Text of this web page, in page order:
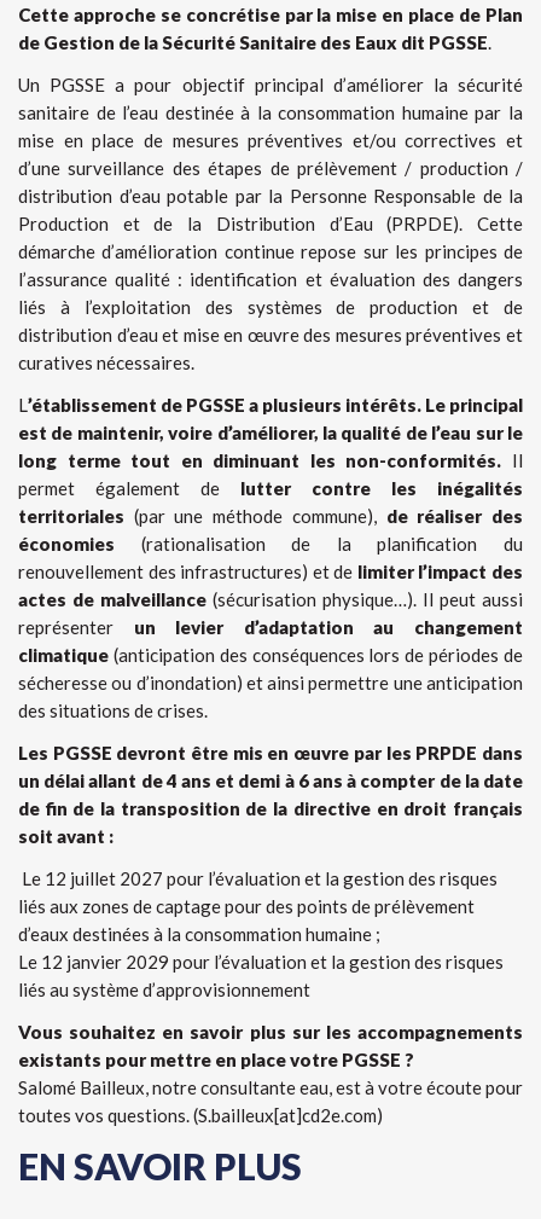
Cette approche se concrétise par la mise en place de Plan
de Gestion de la Sécurité Sanitaire des Eaux dit PGSSE.
Un PGSSE a pour objectif principal d’améliorer la sécurité
sanitaire de l’eau destinée à la consommation humaine par la
mise en place de mesures préventives et/ou correctives et
d’une surveillance des étapes de prélèvement / production /
distribution d’eau potable par la Personne Responsable de la
Production et de la Distribution d’Eau (PRPDE). Cette
démarche d’amélioration continue repose sur les principes de
l’assurance qualité : identification et évaluation des dangers
liés à l’exploitation des systèmes de production et de
distribution d’eau et mise en œuvre des mesures préventives et
curatives nécessaires.
L’établissement de PGSSE a plusieurs intérêts. Le principal
est de maintenir, voire d’améliorer, la qualité de l’eau sur le
long terme tout en diminuant les non-conformités. Il
permet également de lutter contre les inégalités
territoriales (par une méthode commune), de réaliser des
économies (rationalisation de la planification du
renouvellement des infrastructures) et de limiter l’impact des
actes de malveillance (sécurisation physique…). Il peut aussi
représenter un levier d’adaptation au changement
climatique (anticipation des conséquences lors de périodes de
sécheresse ou d’inondation) et ainsi permettre une anticipation
des situations de crises.
Les PGSSE devront être mis en œuvre par les PRPDE dans
un délai allant de 4 ans et demi à 6 ans à compter de la date
de fin de la transposition de la directive en droit français
soit avant :
Le 12 juillet 2027 pour l’évaluation et la gestion des risques
liés aux zones de captage pour des points de prélèvement
d’eaux destinées à la consommation humaine ;
Le 12 janvier 2029 pour l’évaluation et la gestion des risques
liés au système d’approvisionnement
Vous souhaitez en savoir plus sur les accompagnements
existants pour mettre en place votre PGSSE ?
Salomé Bailleux, notre consultante eau, est à votre écoute pour
toutes vos questions. (S.bailleux[at]cd2e.com)
EN SAVOIR PLUS